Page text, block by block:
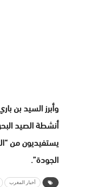
وأبرز السيد بن
أنشطة الصيد
يستفيديون من
الجودة”.
أخبار المغرب